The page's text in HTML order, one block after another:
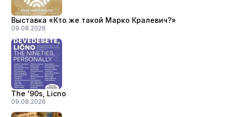
Выставка «Кто же такой Марко Кралевич?»
09.08.2026
The '90s, Licno
09.08.2026